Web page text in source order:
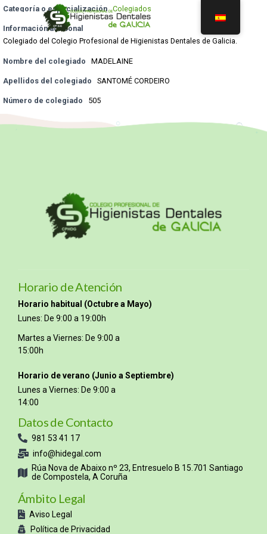
Categoría o especialización Colegiados
Información adicional
Colegiado del Colegio Profesional de Higienistas Dentales de Galicia.
Nombre del colegiado MADELAINE
Apellidos del colegiado SANTOMÉ CORDEIRO
Número de colegiado 505
Horario de Atención
Horario habitual (Octubre a Mayo)
Lunes: De 9:00 a 19:00h
Martes a Viernes: De 9:00 a
15:00h
Horario de verano (Junio a Septiembre)
Lunes a Viernes: De 9:00 a
14:00
Datos de Contacto
981 53 41 17
info@hidegal.com
Rúa Nova de Abaixo nº 23, Entresuelo B 15.701 Santiago
de Compostela, A Coruña
Ámbito Legal
Aviso Legal
Política de Privacidad